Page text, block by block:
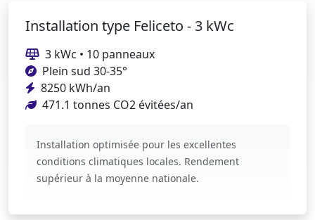
Installation type Feliceto - 3 kWc
3 kWc • 10 panneaux
Plein sud 30-35°
8250 kWh/an
471.1 tonnes CO2 évitées/an
Installation optimisée pour les excellentes
conditions climatiques locales. Rendement
supérieur à la moyenne nationale.